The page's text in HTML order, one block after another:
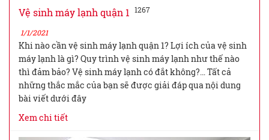
Vệ sinh máy lạnh quận 1 1267
1/1/2021
Khi nào cần vệ sinh máy lạnh quận 1? Lợi ích của vệ sinh
máy lạnh là gì? Quy trình vệ sinh máy lạnh như thế nào
thì đảm bảo? Vệ sinh máy lạnh có đắt không?… Tất cả
những thắc mắc của bạn sẽ được giải đáp qua nội dung
bài viết dưới đây
Xem chi tiết